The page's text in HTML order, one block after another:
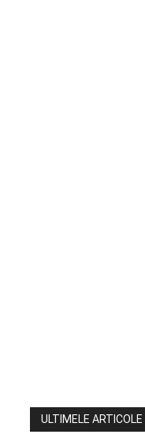
ULTIMELE ARTICOLE